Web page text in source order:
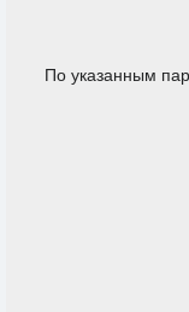
По указанным